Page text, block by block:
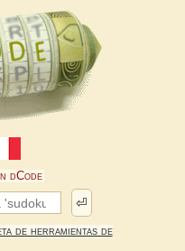
dCode
⏎
de herramientas de